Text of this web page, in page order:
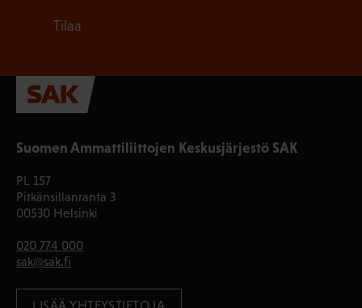
Suomen Ammattiliittojen Keskusjärjestö SAK
PL 157
Pitkänsillanranta 3
00530 Helsinki
020 774 000
sak@sak.fi
LISÄÄ YHTEYSTIETOJA
Tilaa